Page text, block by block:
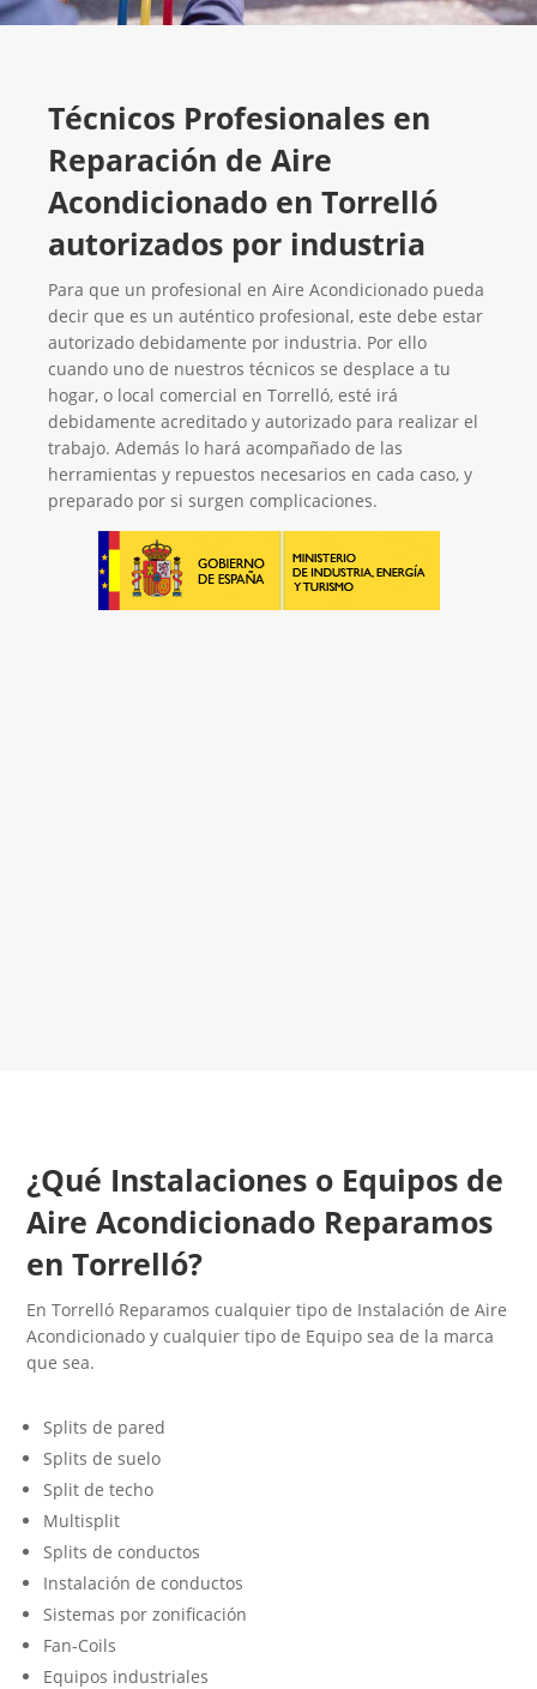
Técnicos Profesionales en
Reparación de Aire
Acondicionado en Torrelló
autorizados por industria
Para que un profesional en Aire Acondicionado pueda
decir que es un auténtico profesional, este debe estar
autorizado debidamente por industria. Por ello
cuando uno de nuestros técnicos se desplace a tu
hogar, o local comercial en Torrelló, esté irá
debidamente acreditado y autorizado para realizar el
trabajo. Además lo hará acompañado de las
herramientas y repuestos necesarios en cada caso, y
preparado por si surgen complicaciones.
¿Qué Instalaciones o Equipos de
Aire Acondicionado Reparamos
en Torrelló?
En Torrelló Reparamos cualquier tipo de Instalación de Aire
Acondicionado y cualquier tipo de Equipo sea de la marca
que sea.
Splits de pared
Splits de suelo
Split de techo
Multisplit
Splits de conductos
Instalación de conductos
Sistemas por zonificación
Fan-Coils
Equipos industriales